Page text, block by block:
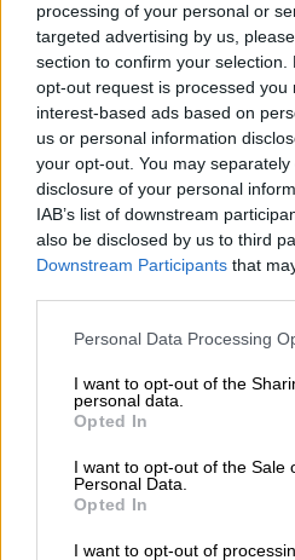
processing of your personal or
targeted advertising by us,
section to confirm your
opt-out request is processed you
interest-based ads based on
us or personal information
your opt-out. You may
disclosure of your personal
IAB’s list of downstream
also be disclosed by us to third
Downstream Participants that
Please note that this website/
not limited to your visit or usage
grant or deny consent to Google
use your data for below
consent section.
Personal Data Processing
I want to opt-out of the
personal data.
Opted In
I want to opt-out of the Sale
Personal Data.
Opted In
I want to opt-out of
Μηχανικός Δικτύων
Μηχανικός Ανάπτυξης
Ηλεκτρονικών
και Δικτύων, Τεχνικός
Εγκαταστάσεων,
Στέλεχος Διαχείρισης
Ποιότητας Τροφίμων,
εξόρυξης, Στέλεχος
Στέλεχος εφοδιαστικής
Ηλεκτρολογικών
Εγκαταστάσεων και
μηχανημάτων έργου.
Μιλώντας στη
πρόεδρος του ΣΕΒ,
παρουσίασε την
Συνδέσμου για τις
επαγγέλματα με